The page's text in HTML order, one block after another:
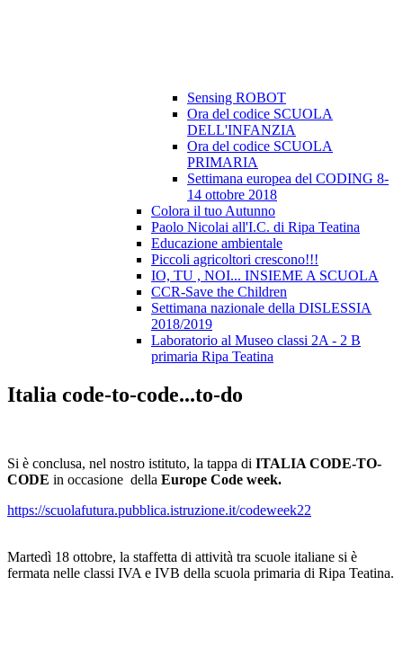
Sensing ROBOT
Ora del codice SCUOLA
DELL'INFANZIA
Ora del codice SCUOLA
PRIMARIA
Settimana europea del CODING 8-
14 ottobre 2018
Colora il tuo Autunno
Paolo Nicolai all'I.C. di Ripa Teatina
Educazione ambientale
Piccoli agricoltori crescono!!!
IO, TU , NOI... INSIEME A SCUOLA
CCR-Save the Children
Settimana nazionale della DISLESSIA
2018/2019
Laboratorio al Museo classi 2A - 2 B
primaria Ripa Teatina
Italia code-to-code...to-do
Si è conclusa, nel nostro istituto, la tappa di ITALIA CODE-TO-
CODE in occasione della Europe Code week.
https://scuolafutura.pubblica.istruzione.it/codeweek22
Martedì 18 ottobre, la staffetta di attività tra scuole italiane si è
fermata nelle classi IVA e IVB della scuola primaria di Ripa Teatina.